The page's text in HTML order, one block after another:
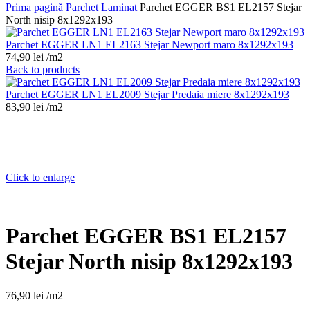
Prima pagină Parchet Laminat Parchet EGGER BS1 EL2157 Stejar
North nisip 8x1292x193
Parchet EGGER LN1 EL2163 Stejar Newport maro 8x1292x193
74,90 lei /m2
Back to products
Parchet EGGER LN1 EL2009 Stejar Predaia miere 8x1292x193
83,90 lei /m2
Click to enlarge
Parchet EGGER BS1 EL2157
Stejar North nisip 8x1292x193
76,90 lei /m2